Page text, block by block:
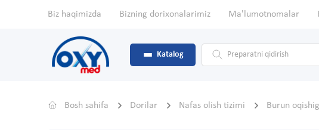
Biz haqimizda Bizning dorixonalarimiz Ma'lumotnomalar
Katalog
Bosh sahifa Dorilar Nafas olish tizimi Burun